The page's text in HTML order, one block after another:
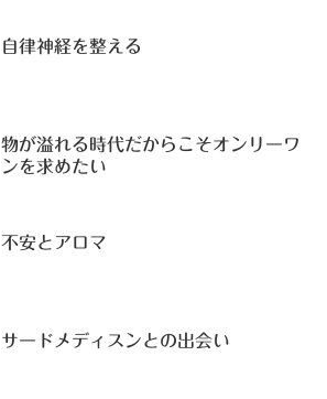
自律神経を整える
物が溢れる時代だからこそオンリーワ
ンを求めたい
不安とアロマ
サードメディスンとの出会い